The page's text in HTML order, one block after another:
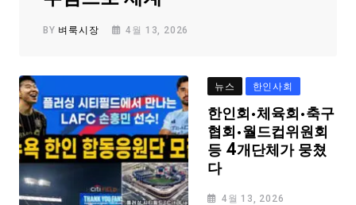
BY 벼룩시장 4월 13, 2026
뉴스 한인사회
한인회·체육회·축구
협회·월드컵위원회
등 4개단체가 뭉쳤
다
4월 13, 2026